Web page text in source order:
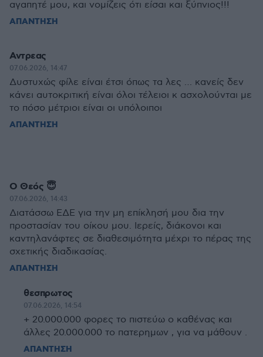
αγαπητέ μου, και νομίζεις ότι είσαι και ξύπνιος!!!
ΑΠΑΝΤΗΣΗ
Αντρεας
07.06.2026, 14:47
Δυστυχώς φίλε είναι έτσι όπως τα λες … κανείς δεν
κάνει αυτοκριτική είναι όλοι τέλειοι κ ασχολούνται με
το πόσο μέτριοι είναι οι υπόλοιποι
ΑΠΑΝΤΗΣΗ
Ο Θεός 😇
07.06.2026, 14:43
Διατάσσω ΕΔΕ για την μη επίκλησή μου δια την
προστασίαν του οίκου μου. Ιερείς, διάκονοι και
καντηλανάφτες σε διαθεσιμότητα μέχρι το πέρας της
σχετικής διαδικασίας.
ΑΠΑΝΤΗΣΗ
θεσπρωτος
07.06.2026, 14:54
+ 20.000.000 φορες το πιστεύω ο καθένας και
άλλες 20.000.000 το πατερημων , για να μάθουν .
ΑΠΑΝΤΗΣΗ